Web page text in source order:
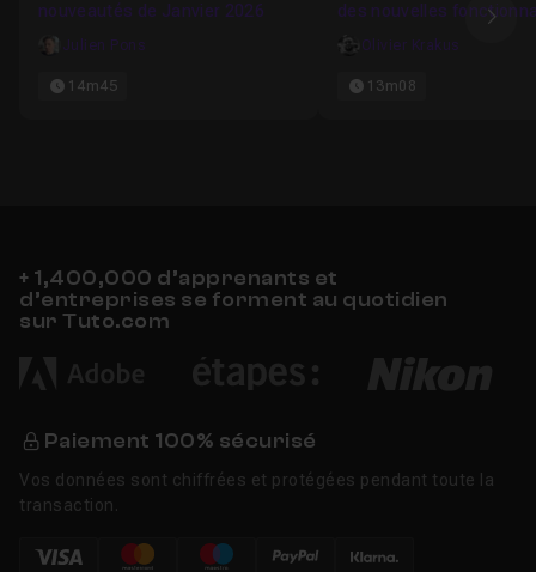
nouveautés de Janvier 2026
Julien Pons
14m45
des nouvelles
et retouche
Olivier Krakus
13m08
+ 1,400,000 d’apprenants et
d’entreprises se forment au quotidien
sur Tuto.com
Paiement 100% sécurisé
Vos données sont chiffrées et protégées pendant toute la
transaction.